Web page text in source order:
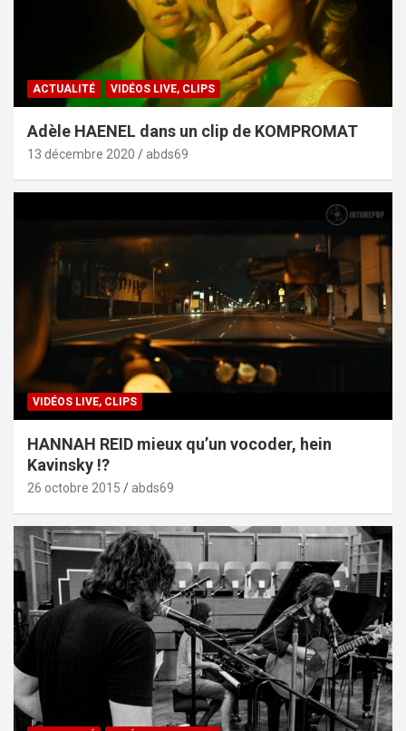
ACTUALITÉ VIDÉOS LIVE, CLIPS
Adèle HAENEL dans un clip de KOMPROMAT
13 décembre 2020 abds69
VIDÉOS LIVE, CLIPS
HANNAH REID mieux qu’un vocoder, hein
Kavinsky !?
26 octobre 2015 abds69